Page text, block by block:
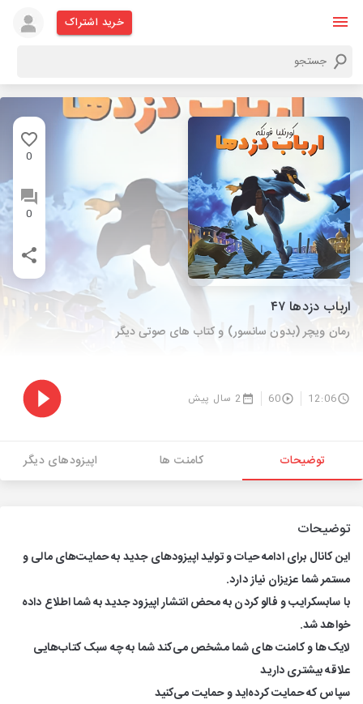
خرید اشتراک
0
0
ارباب دزدها ۴۷
رمان ویچر (بدون سانسور) و کتاب های صوتی دیگر
12:06
60 2 سال پیش
توضیحات کامنت ها اپیزودهای دیگر
توضیحات
این کانال برای ادامه حیات و تولید اپیزودهای جدید به حمایت‌های مالی و
مستمر شما عزیزان نیاز دارد.
با سابسکرایب و فالو کردن به محض انتشار اپیزود جدید به شما اطلاع داده
خواهد شد.
لایک‌ها و کامنت های شما مشخص می‌کند شما به چه سبک کتاب‌هایی
علاقه بیشتری دارید
سپاس که حمایت کرده‌اید و حمایت می‌کنید